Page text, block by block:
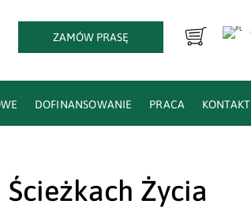
ZAMÓW PRASĘ
DOFINANSOWANIE PRACA KONTAKT
Ścieżkach Życia